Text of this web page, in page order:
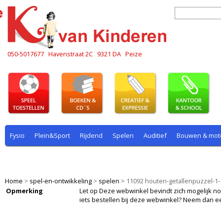
050-5017677 Havenstraat 2C 9321 DA Peize
Fysio Plein&Sport Rijdend Spelen Auditief Bouwen &
Home > spel-en-ontwikkeling > spelen > 11092 houten-getallenpuzzel-
Opmerking
Let op Deze webwinkel bevindt zich mogelijk
iets bestellen bij deze webwinkel? Neem dan